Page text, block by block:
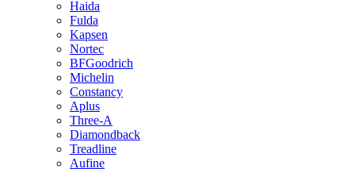
Haida
Fulda
Kapsen
Nortec
BFGoodrich
Michelin
Constancy
Aplus
Three-A
Diamondback
Treadline
Aufine